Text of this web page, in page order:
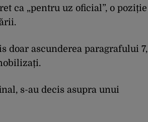
ca „pentru uz oficial”, o poziție
doar ascunderea paragrafului 7,
s-au decis asupra unui